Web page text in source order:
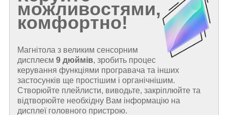
можливостями,
комфортно!
Магнітола з великим сенсорним
дисплеєм 9 дюймів, зробить процес
керування функціями програвача та інших
застосунків ще простішим і органічнішим.
Створюйте плейлисти, виводьте, закріплюйте та
відтворюйте необхідну Вам інформацію на
дисплеї головного пристрою.